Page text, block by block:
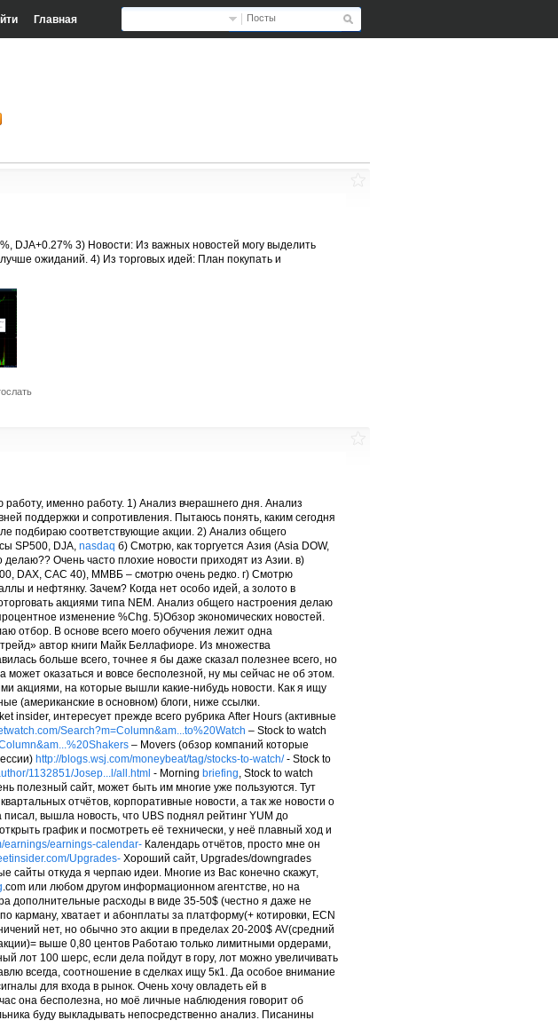
Посты
Главная
DJA+0.27% 3) Новости: Из важных новостей могу выделить
ожиданий. 4) Из торговых идей: План покупать и
работу, именно работу. 1) Анализ вчерашнего дня. Анализ
поддержки и сопротивления. Пытаюсь понять, каким сегодня
подбираю соответствующие акции. 2) Анализ общего
SP500, DJA, nasdaq б) Смотрю, как торгуется Азия (Asia DOW,
делаю?? Очень часто плохие новости приходят из Азии. в)
DAX, CAC 40), ММВБ – смотрю очень редко. г) Смотрю
и нефтянку. Зачем? Когда нет особо идей, а золото в
акциями типа NEM. Анализ общего настроения делаю
изменение %Chg. 5)Обзор экономических новостей.
отбор. В основе всего моего обучения лежит одна
автор книги Майк Беллафиоре. Из множества
больше всего, точнее я бы даже сказал полезнее всего, но
может оказаться и вовсе бесполезной, ну мы сейчас не об этом.
акциями, на которые вышли какие-нибудь новости. Как я ищу
(американские в основном) блоги, ниже ссылки.
insider, интересует прежде всего рубрика After Hours (активные
Search?m=Column&am...to%20Watch – Stock to watch
– Movers (обзор компаний которые
http://blogs.wsj.com/moneybeat/tag/stocks-to-watch/- Stock to
1132851/Josep...l/all.html - Morning briefing , Stock to watch
полезный сайт, может быть им многие уже пользуются. Тут
отчётов, корпоративные новости, а так же новости о
вышла новость, что UBS поднял рейтинг YUM до
график и посмотреть её технически, у неё плавный ход и
earnings/earnings-calendar- Календарь отчётов, просто мне он
Upgrades- Хороший сайт, Upgrades/downgrades
сайты откуда я черпаю идеи. Многие из Вас конечно скажут,
.com или любом другом информационном агентстве, но на
дополнительные расходы в виде 35-50$ (честно я даже не
карману, хватает и абонплаты за платформу(+ котировки, ECN
нет, но обычно это акции в пределах 20-200$ AV(средний
выше 0,80 центов Работаю только лимитными ордерами,
лот 100 шерс, если дела пойдут в гору, лот можно увеличивать
всегда, соотношение в сделках ищу 5к1. Да особое внимание
для входа в рынок. Очень хочу овладеть ей в
она бесполезна, но моё личные наблюдения говорит об
буду выкладывать непосредственно анализ. Писанины